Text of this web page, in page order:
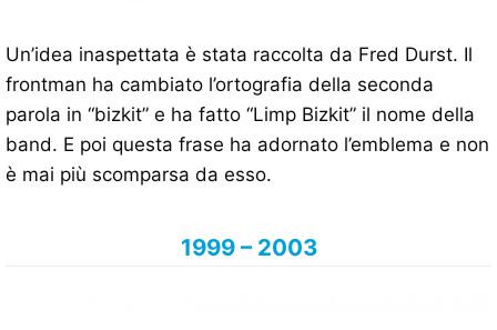
Un’idea inaspettata è stata raccolta da Fred Durst. Il
frontman ha cambiato l’ortografia della seconda
parola in “bizkit” e ha fatto “Limp Bizkit” il nome della
band. E poi questa frase ha adornato l’emblema e non
è mai più scomparsa da esso.
1999 – 2003